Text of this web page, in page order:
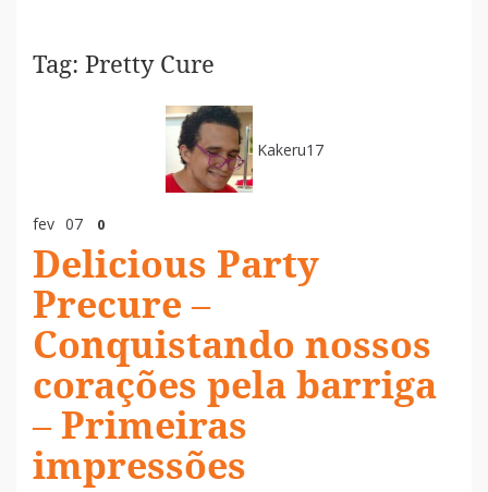
Tag: Pretty Cure
Kakeru17
fev 07 0
Delicious Party
Precure –
Conquistando nossos
corações pela barriga
– Primeiras
impressões